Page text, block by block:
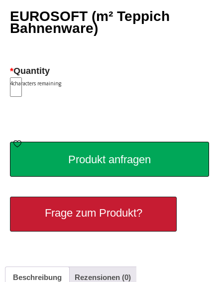
EUROSOFT (m² Teppich
Bahnenware)
*Quantity
4characters remaining
Produkt anfragen
Frage zum Produkt?
Beschreibung Rezensionen (0)